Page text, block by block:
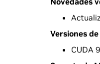
Versiones
CUDA